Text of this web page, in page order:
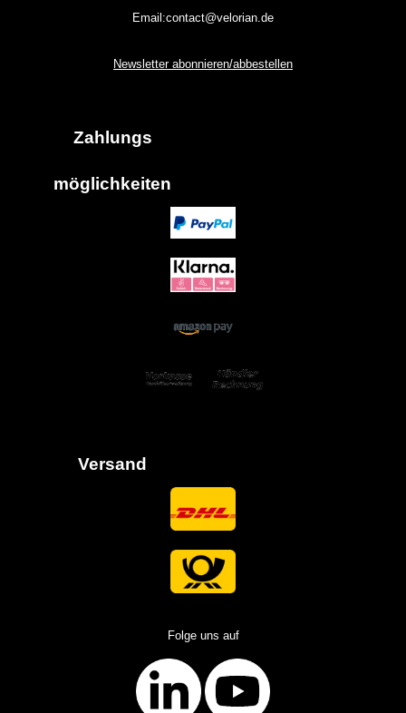
Email:contact@velorian.de
Newsletter abonnieren/abbestellen
Zahlungs
möglichkeiten
Versand
Folge uns auf